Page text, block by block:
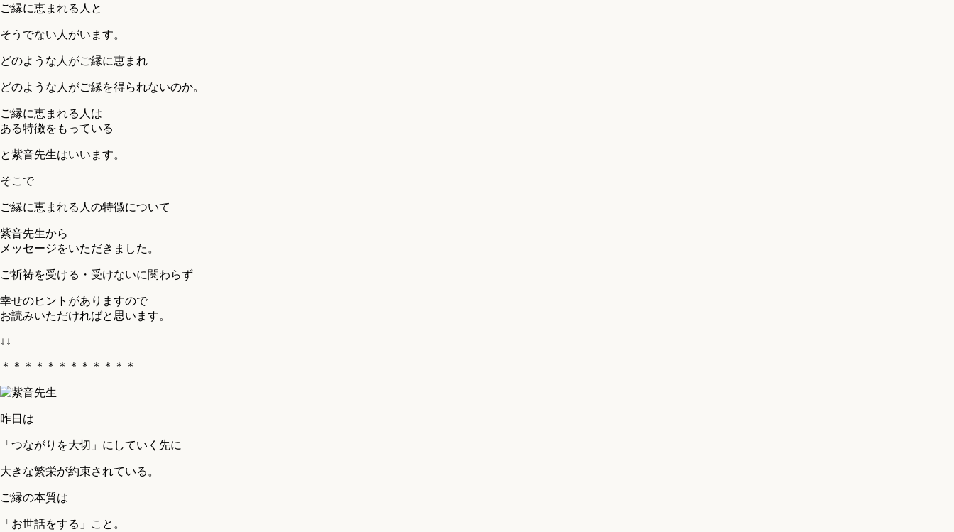
ご縁に恵まれる人と
そうでない人がいます。
どのような人がご縁に恵まれ
どのような人がご縁を得られないのか。
ご縁に恵まれる人は
ある特徴をもっている
と紫音先生はいいます。
そこで
ご縁に恵まれる人の特徴について
紫音先生から
メッセージをいただきました。
ご祈祷を受ける・受けないに関わらず
幸せのヒントがありますので
お読みいただければと思います。
↓↓
＊＊＊＊＊＊＊＊＊＊＊＊
昨日は
「つながりを大切」にしていく先に
大きな繁栄が約束されている。
ご縁の本質は
「お世話をする」こと。